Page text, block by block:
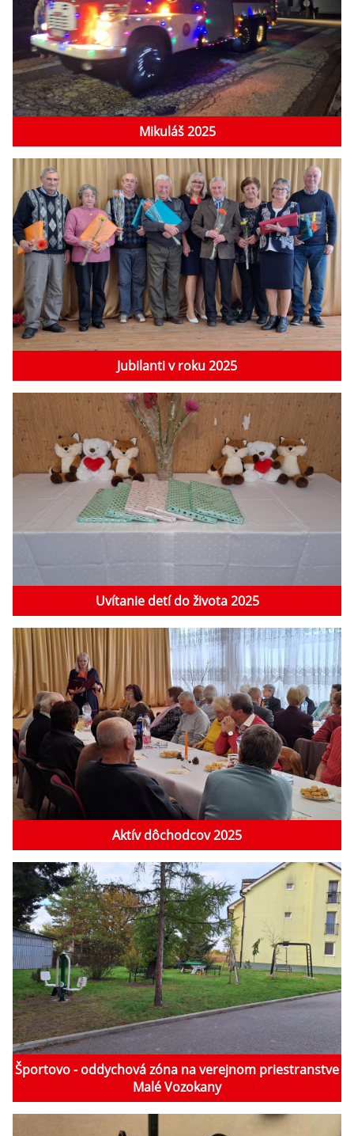
Mikuláš 2025
Jubilanti v roku 2025
Uvítanie detí do života 2025
Aktív dôchodcov 2025
Športovo - oddychová zóna na verejnom priestranstve
Malé Vozokany